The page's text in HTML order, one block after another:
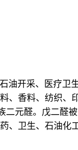
油开采、医疗
香料、纺织、
元醛。戊二醛
、卫生、石油化